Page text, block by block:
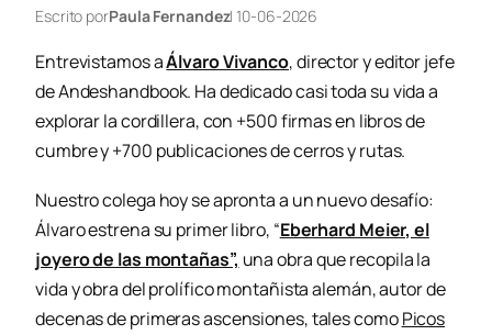
Escrito porPaula Fernandez| 10-06-2026
Entrevistamos aÁlvaro Vivanco, director y editor jefe
de Andeshandbook. Ha dedicado casi toda su vida a
explorar la cordillera, con +500 firmas en libros de
cumbre y +700 publicaciones de cerros y rutas.
Nuestro colega hoy se apronta a un nuevo desafío:
Álvaro estrena su primer libro, “Eberhard Meier, el
joyero de las montañas”, una obra que recopila la
vida y obra del prolífico montañista alemán, autor de
decenas de primeras ascensiones, tales comoPicos